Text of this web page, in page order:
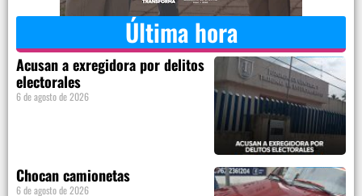
Última hora
Acusan a exregidora por delitos
electorales
6 de agosto de 2026
Chocan camionetas
6 de agosto de 2026